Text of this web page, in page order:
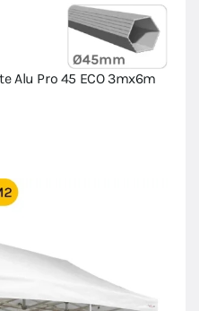
Alu Pro 45 ECO 3mx6m